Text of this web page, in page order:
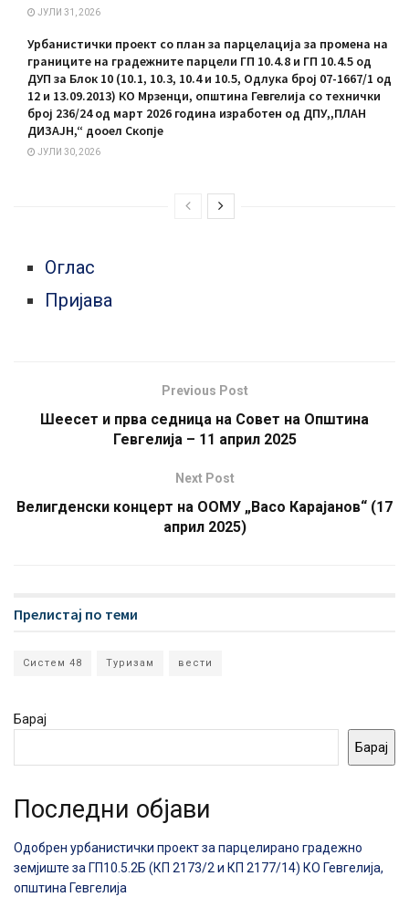
ЈУЛИ 31, 2026
Урбанистички проект со план за парцелација за промена на
границите на градежните парцели ГП 10.4.8 и ГП 10.4.5 од
ДУП за Блок 10 (10.1, 10.3, 10.4 и 10.5, Одлука број 07-1667/1 од
12 и 13.09.2013) КО Мрзенци, општина Гевгелија со технички
број 236/24 од март 2026 година изработен од ДПУ,,ПЛАН
ДИЗАЈН,“ дооел Скопје
ЈУЛИ 30, 2026
Оглас
Пријава
Previous Post
Шеесет и прва седница на Совет на Општина
Гевгелија – 11 април 2025
Next Post
Велигденски концерт на ООМУ „Васо Карајанов“ (17
април 2025)
Прелистај по теми
Систем 48 Туризам вести
Барај
Барај
Последни објави
Одобрен урбанистички проект за парцелирано градежно
земјиште за ГП10.5.2Б (КП 2173/2 и КП 2177/14) КО Гевгелија,
општина Гевгелија